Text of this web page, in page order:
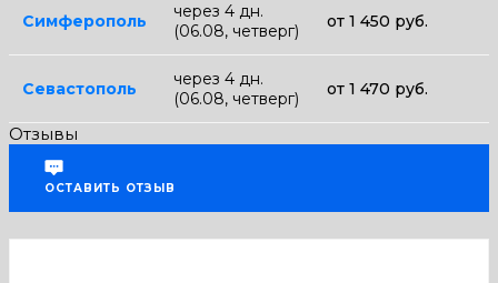
Симферополь
через 4 дн.
(06.08, четверг)
от 1 450 руб.
Севастополь
через 4 дн.
(06.08, четверг)
от 1 470 руб.
Отзывы
ОСТАВИТЬ ОТЗЫВ